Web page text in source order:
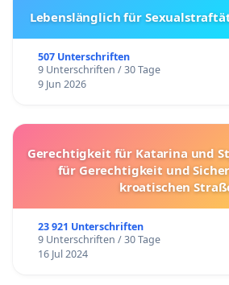
Lebenslänglich für
507 Unterschriften
9 Unterschriften / 30 Tage
9 Jun 2026
Gerechtigkeit für Katarina und
für Gerechtigkeit und
kroatischen
23 921 Unterschriften
9 Unterschriften / 30 Tage
16 Jul 2024